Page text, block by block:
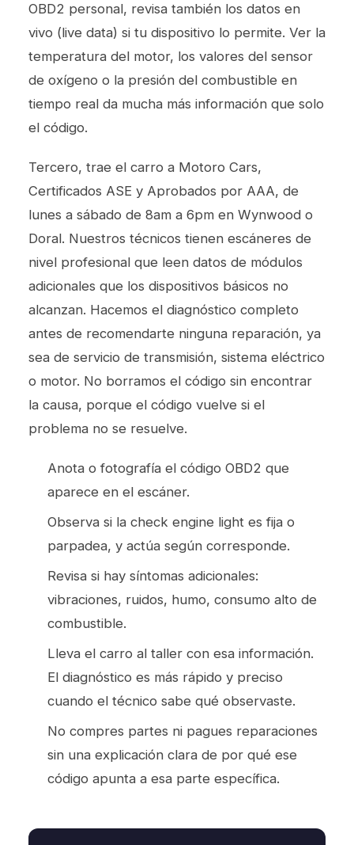
OBD2 personal, revisa también los datos en
vivo (live data) si tu dispositivo lo permite. Ver la
temperatura del motor, los valores del sensor
de oxígeno o la presión del combustible en
tiempo real da mucha más información que solo
el código.
Tercero, trae el carro a Motoro Cars,
Certificados ASE y Aprobados por AAA, de
lunes a sábado de 8am a 6pm en Wynwood o
Doral. Nuestros técnicos tienen escáneres de
nivel profesional que leen datos de módulos
adicionales que los dispositivos básicos no
alcanzan. Hacemos el diagnóstico completo
antes de recomendarte ninguna reparación, ya
sea de servicio de transmisión, sistema eléctrico
o motor. No borramos el código sin encontrar
la causa, porque el código vuelve si el
problema no se resuelve.
Anota o fotografía el código OBD2 que
aparece en el escáner.
Observa si la check engine light es fija o
parpadea, y actúa según corresponde.
Revisa si hay síntomas adicionales:
vibraciones, ruidos, humo, consumo alto de
combustible.
Lleva el carro al taller con esa información.
El diagnóstico es más rápido y preciso
cuando el técnico sabe qué observaste.
No compres partes ni pagues reparaciones
sin una explicación clara de por qué ese
código apunta a esa parte específica.